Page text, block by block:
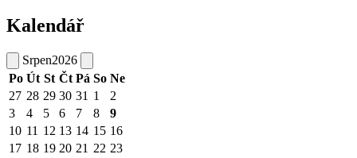
Kalendář
Srpen2026
Po Út St Čt Pá So Ne
27 28 29 30 31 1
2
3
4 5 6 7 8
9
10 11 12 13 14 15 16
17 18 19 20 21 22 23